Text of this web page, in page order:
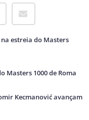
estreia do Masters
Masters 1000 de Roma
Kecmanović avançam